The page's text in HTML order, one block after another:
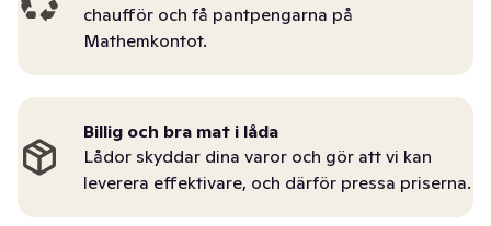
chaufför och få pantpengarna på
Mathemkontot.
Billig och bra mat i låda
Lådor skyddar dina varor och gör att vi kan
leverera effektivare, och därför pressa priserna.